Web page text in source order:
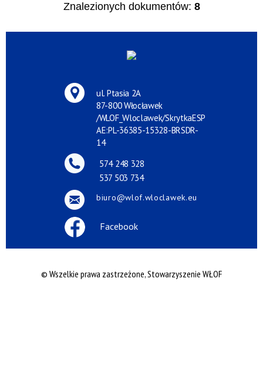
Znalezionych dokumentów: 8
ul. Ptasia 2A
87-800 Włocławek
/WLOF_Wloclawek/SkrytkaESP
AE:PL-36385-15328-BRSDR-
14
574 248 328
537 503 734
biuro@wlof.wloclawek.eu
Facebook
© Wszelkie prawa zastrzeżone, Stowarzyszenie WŁOF